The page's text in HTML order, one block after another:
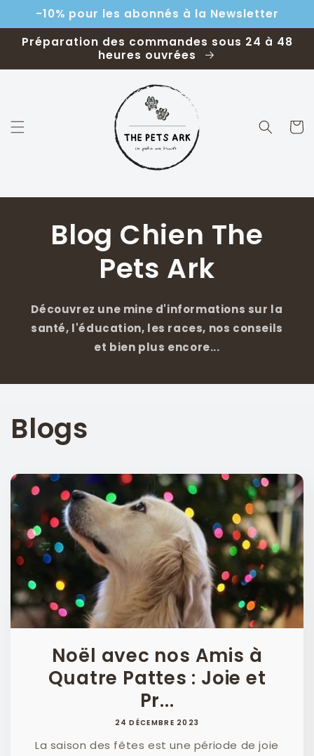
passer
au
contenu
-10% pour les abonnés à la Newsletter
Préparation des commandes sous 24 à 48
heures ouvrées
Panier
Blog Chien The
Pets Ark
Découvrez une mine d'informations sur la
santé, l'éducation, les races, nos conseils
et bien plus encore...
Blogs
Noël avec nos Amis à
Quatre Pattes : Joie et
Pr...
24 DÉCEMBRE 2023
La saison des fêtes est une période de joie